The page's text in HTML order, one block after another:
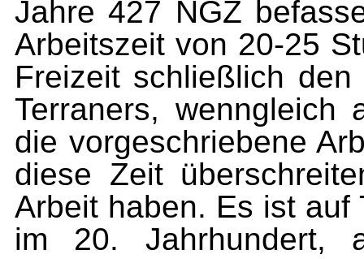
Jahre 427 NGZ
Arbeitszeit von 20-25
Freizeit schließ­lich
Terraners, wenngleich
die vorgeschriebene
diese Zeit
Arbeit haben. Es ist auf
im 20. Jahrhundert,